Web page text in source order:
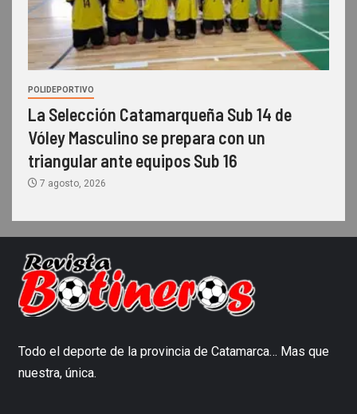
POLIDEPORTIVO
La Selección Catamarqueña Sub 14 de
Vóley Masculino se prepara con un
triangular ante equipos Sub 16
7 agosto, 2026
Todo el deporte de la provincia de Catamarca… Mas que
nuestra, única.